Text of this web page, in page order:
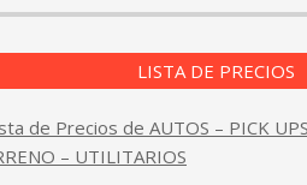
LISTA DE PRECIOS
de Precios de AUTOS – PICK
– UTILITARIOS